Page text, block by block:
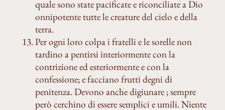
quale sono state pacificate e riconciliate a Dio
onnipotente tutte le creature del cielo e della
terra.
Per ogni loro colpa i fratelli e le sorelle non
tardino a pentirsi interiormente con la
contrizione ed esteriormente e con la
confessione; e facciano frutti degni di
penitenza. Devono anche digiunare ; sempre
però cerchino di essere semplici e umili. Niente